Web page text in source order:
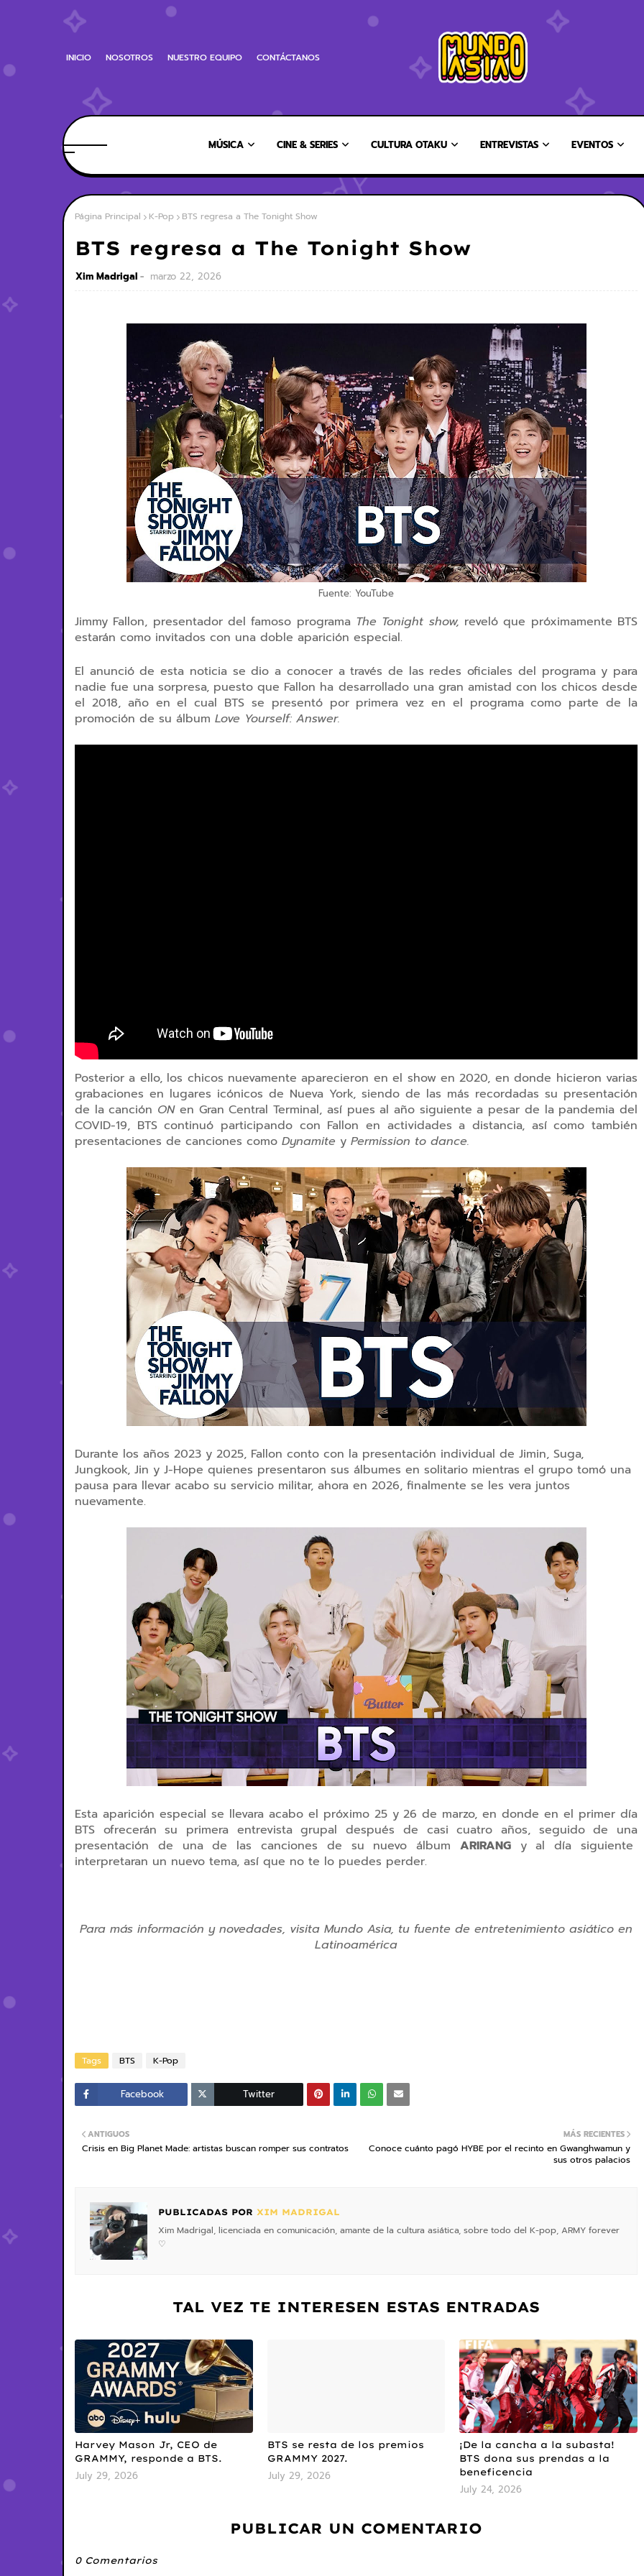
INICIO NOSOTROS NUESTRO EQUIPO CONTÁCTANOS
MÚSICA CINE & SERIES CULTURA OTAKU ENTREVISTAS EVENTOS
Página Principal K-Pop BTS regresa a The Tonight Show
BTS regresa a The Tonight Show
Xim Madrigal marzo 22, 2026
Fuente: YouTube
Jimmy Fallon, presentador del famoso programa The Tonight show, reveló que próximamente BTS
estarán como invitados con una doble aparición especial.
El anunció de esta noticia se dio a conocer a través de las redes oficiales del programa y para
nadie fue una sorpresa, puesto que Fallon ha desarrollado una gran amistad con los chicos desde
el 2018, año en el cual BTS se presentó por primera vez en el programa como parte de la
promoción de su álbum Love Yourself: Answer.
Posterior a ello, los chicos nuevamente aparecieron en el show en 2020, en donde hicieron varias
grabaciones en lugares icónicos de Nueva York, siendo de las más recordadas su presentación
de la canción ONen Gran Central Terminal, así pues al año siguiente a pesar de la pandemia del
COVID-19, BTS continuó participando con Fallon en actividades a distancia, así como también
presentaciones de canciones como Dynamite y Permission to dance.
Durante los años 2023 y 2025, Fallon conto con la presentación individual de Jimin, Suga,
Jungkook, Jin y J-Hope quienes presentaron sus álbumes en solitario mientras el grupo tomó una
pausa para llevar acabo su servicio militar, ahora en 2026, finalmente se les vera juntos
nuevamente.
Esta aparición especial se llevara acabo el próximo 25 y 26 de marzo, en donde en el primer día
BTS ofrecerán su primera entrevista grupal después de casi cuatro años, seguido de una
presentación de una de las canciones de su nuevo álbum ARIRANGy al día siguiente
interpretaran un nuevo tema, así que no te lo puedes perder.
Para más información y novedades, visita Mundo Asia, tu fuente de entretenimiento asiático en
Latinoamérica
Tags BTS K-Pop
Facebook Twitter
MÁS RECIENTES
Conoce cuánto pagó HYBE por el recinto en Gwanghwamun y
sus otros palacios
ANTIGUOS
Crisis en Big Planet Made: artistas buscan romper sus contratos
PUBLICADAS POR XIM MADRIGAL
Xim Madrigal, licenciada en comunicación, amante de la cultura asiática, sobre todo del K-pop, ARMY forever
♡
TAL VEZ TE INTERESEN ESTAS ENTRADAS
Harvey Mason Jr, CEO de
GRAMMY, responde a BTS.
July 29, 2026
BTS se resta de los premios
GRAMMY 2027.
July 29, 2026
¡De la cancha a la subasta!
BTS dona sus prendas a la
beneficencia
July 24, 2026
PUBLICAR UN COMENTARIO
0 Comentarios